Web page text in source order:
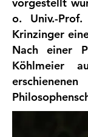
o. Univ.-
Krinzinger
Nach einer
Köhlmeier